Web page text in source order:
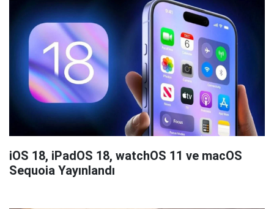
iOS 18, iPadOS 18, watchOS 11 ve macOS
Sequoia Yayınlandı